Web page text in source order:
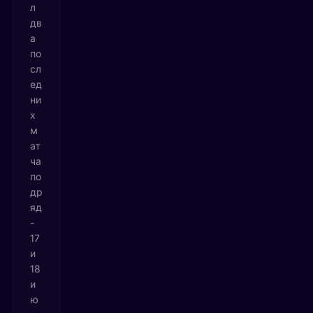
л
дв
а
по
сл
ед
ни
х
м
ат
ча
по
др
яд
-
17
и
18
и
ю